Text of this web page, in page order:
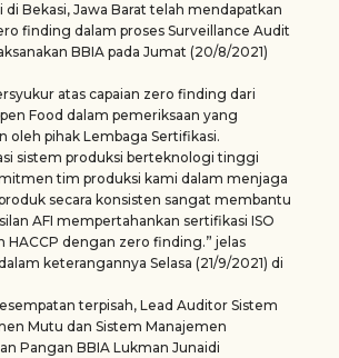
di Bekasi, Jawa Barat telah mendapatkan
finding dalam proses Surveillance Audit
BBIA pada Jumat (20/8/2021)
atas capaian zero finding dari
Food dalam pemeriksaan yang
oleh pihak Lembaga Sertifikasi.
sistem produksi berteknologi tinggi
tim produksi kami dalam menjaga
secara konsisten sangat membantu
AFI mempertahankan sertifikasi ISO
HACCP dengan zero finding.” jelas
keterangannya Selasa (21/9/2021) di
terpisah, Lead Auditor Sistem
Mutu dan Sistem Manajemen
Pangan BBIA Lukman Junaidi